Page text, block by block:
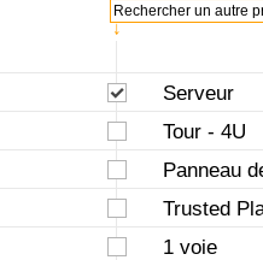
↓
Rechercher un autre
Serveur
Tour - 4U
Panneau
Trusted
1 voie